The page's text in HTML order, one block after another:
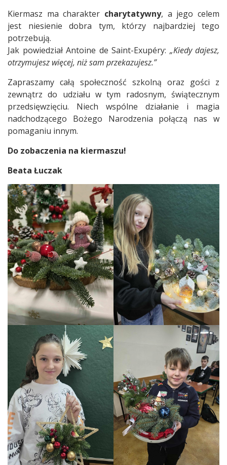
Kiermasz ma charakter charytatywny, a jego celem
jest niesienie dobra tym, którzy najbardziej tego
potrzebują.
Jak powiedział Antoine de Saint-Exupéry: „Kiedy dajesz,
otrzymujesz więcej, niż sam przekazujesz.”
Zapraszamy całą społeczność szkolną oraz gości z
zewnątrz do udziału w tym radosnym, świątecznym
przedsięwzięciu. Niech wspólne działanie i magia
nadchodzącego Bożego Narodzenia połączą nas w
pomaganiu innym.
Do zobaczenia na kiermaszu!
Beata Łuczak